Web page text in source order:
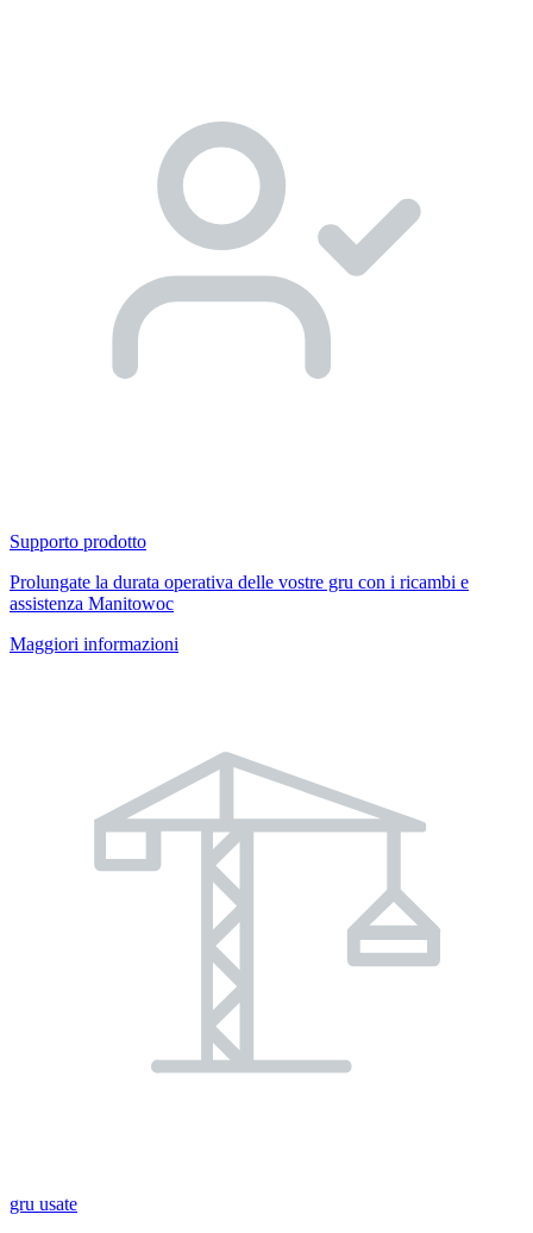
Supporto prodotto
Prolungate la durata operativa delle vostre gru con i ricambi e
assistenza Manitowoc
Maggiori informazioni
gru usate